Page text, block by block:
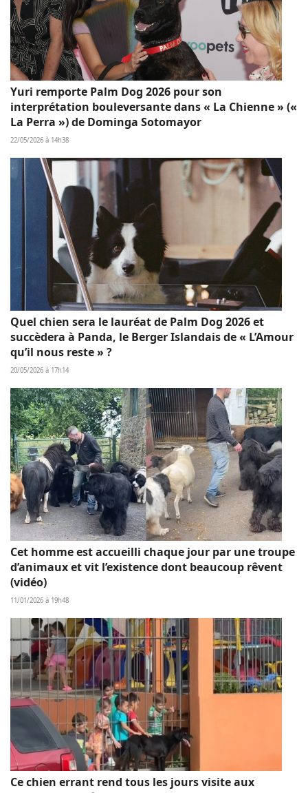
Yuri remporte Palm Dog 2026 pour son
interprétation bouleversante dans « La Chienne » («
La Perra ») de Dominga Sotomayor
22/05/2026 à 14h38
Quel chien sera le lauréat de Palm Dog 2026 et
succèdera à Panda, le Berger Islandais de « L’Amour
qu’il nous reste » ?
20/05/2026 à 17h14
Cet homme est accueilli chaque jour par une troupe
d’animaux et vit l’existence dont beaucoup rêvent
(vidéo)
11/01/2026 à 19h48
Ce chien errant rend tous les jours visite aux